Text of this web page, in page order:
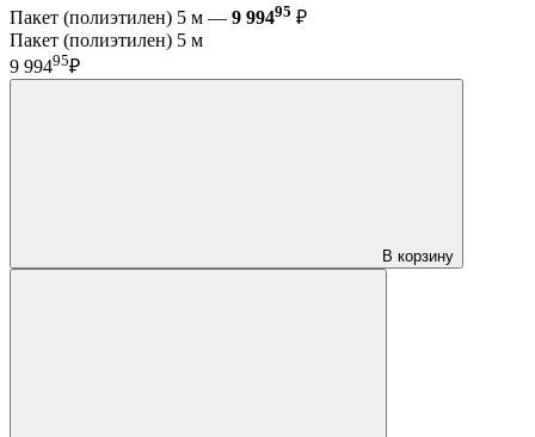
Пакет (полиэтилен) 5 м — 9 99495 ₽
Пакет (полиэтилен) 5 м
9 99495₽
В корзину